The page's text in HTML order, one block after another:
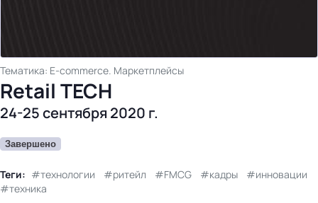
Тематика: E-commerce. Маркетплейсы
Retail TECH
24-25 сентября 2020 г.
Завершено
Теги: технологии ритейл FMCG кадры
инновации
техника